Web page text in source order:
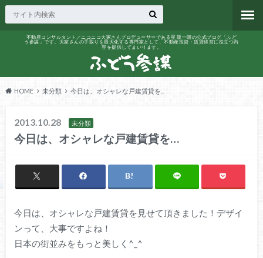
不動産コンサルタント／ニコニコ大家さんプロデューサーである星 龍一朗の公式ブログ「ふど
う参謀」です。大家さんの手取りを最大化する専門家として、不動産投資・賃貸経営に役立つ内
容を提供してまいります。
HOME 未分類 今日は、オシャレな戸建賃貸を...
2013.10.28 未分類
今日は、オシャレな戸建賃貸を…
今日は、オシャレな戸建賃貸を見せて頂きました！デザイ
ンって、大事ですよね！
日本の街並みをもっと美しく^_^